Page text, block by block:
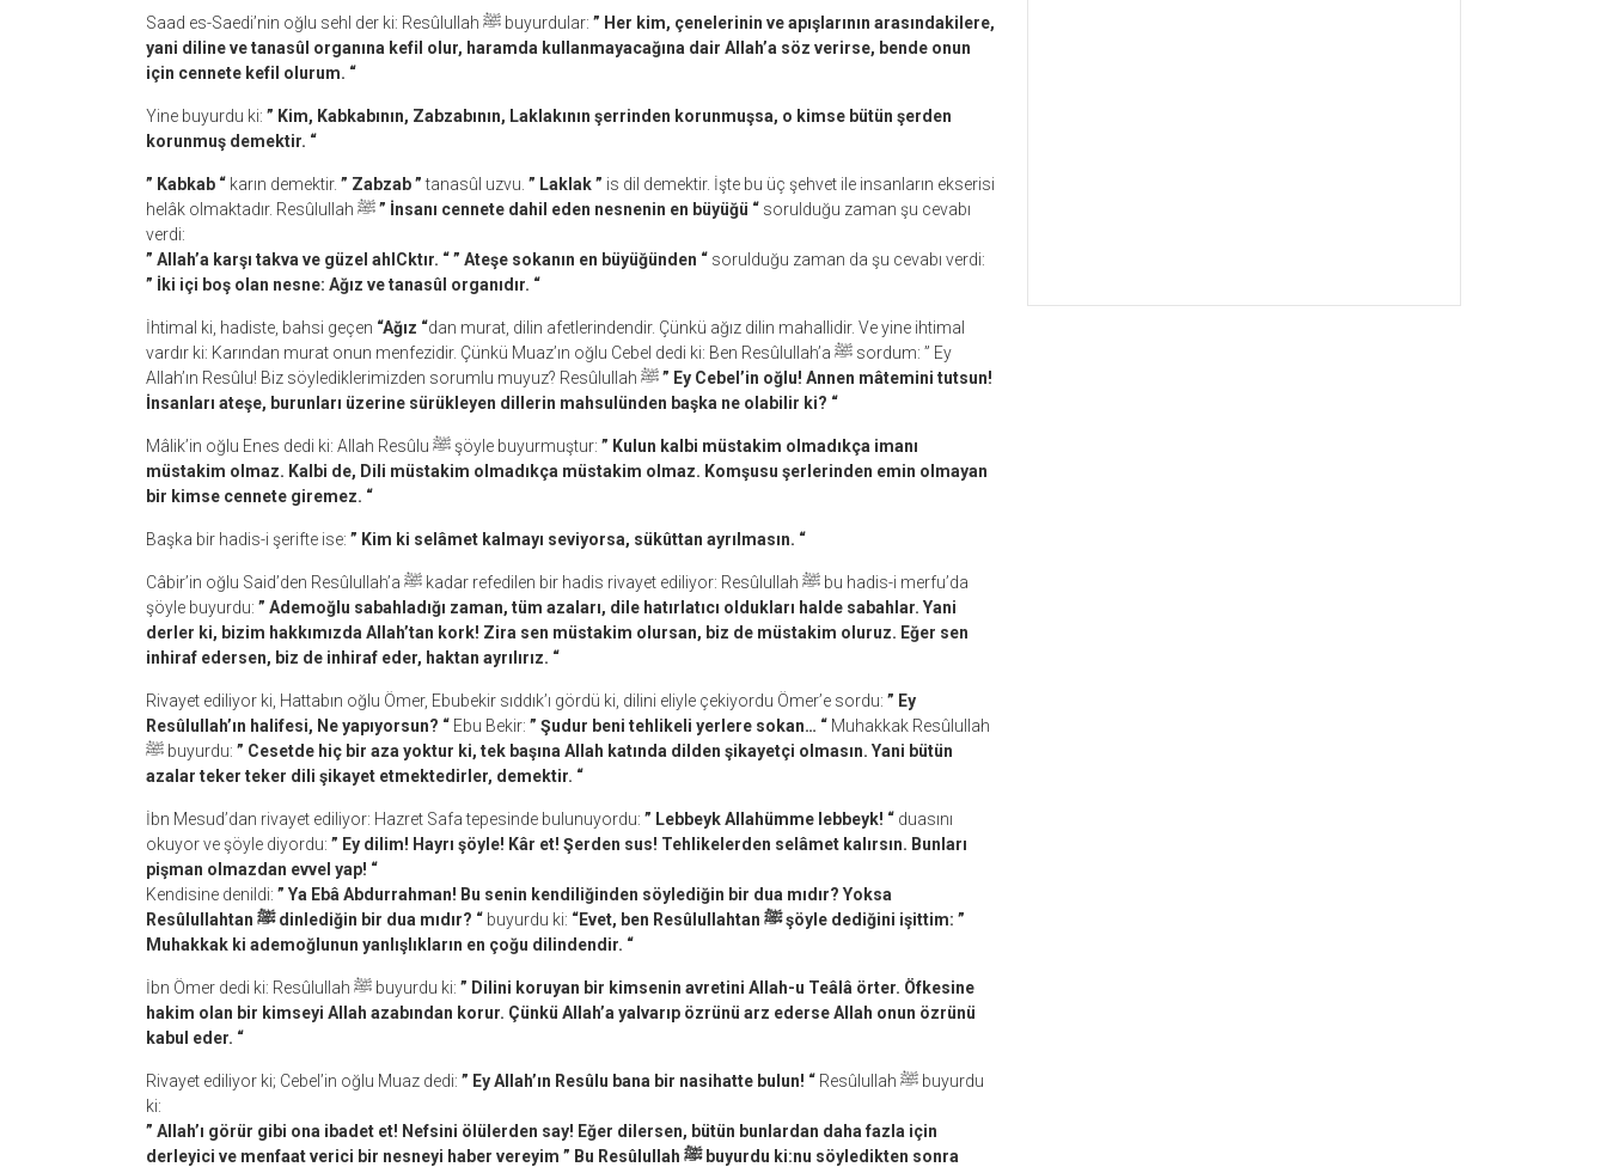
Saad es-Saedi’nin oğlu sehl der ki: Resûlullah ﷺ buyurdular: ” Her kim, çenelerinin ve apışlarının arasındakilere,
yani diline ve tanasûl organına kefil olur, haramda kullanmayacağına dair Allah’a söz verirse, bende onun
için cennete kefil olurum. “
Yine buyurdu ki: ” Kim, Kabkabının, Zabzabının, Laklakının şerrinden korunmuşsa, o kimse bütün şerden
korunmuş demektir. “
” Kabkab “ karın demektir. ” Zabzab ”tanasûl uzvu. ” Laklak ” is dil demektir. İşte bu üç şehvet ile insanların ekserisi
” İnsanı cennete dahil eden nesnenin en büyüğü “ sorulduğu zaman şu cevabı
verdi:
” Allah’a karşı takva ve güzel ahlCktır. “” Ateşe sokanın en büyüğünden “ sorulduğu zaman da şu cevabı verdi:
” İki içi boş olan nesne: Ağız ve tanasûl organıdır. “
İhtimal ki, hadiste, bahsi geçen “Ağız “dan murat, dilin afetlerindendir. Çünkü ağız dilin mahallidir. Ve yine ihtimal
vardır ki: Karından murat onun menfezidir. Çünkü Muaz’ın oğlu Cebel dedi ki: Ben Resûlullah’a ﷺ sordum: ” Ey
” Ey Cebel’in oğlu! Annen mâtemini tutsun!
İnsanları ateşe, burunları üzerine sürükleyen dillerin mahsulünden başka ne olabilir ki? “
Mâlik’in oğlu Enes dedi ki: Allah Resûlu ﷺ şöyle buyurmuştur: ” Kulun kalbi müstakim olmadıkça imanı
müstakim olmaz. Kalbi de, Dili müstakim olmadıkça müstakim olmaz. Komşusu şerlerinden emin olmayan
bir kimse cennete giremez. “
Başka bir hadis-i şerifte ise: ” Kim ki selâmet kalmayı seviyorsa, sükûttan ayrılmasın. “
Câbir’in oğlu Said’den Resûlullah’a ﷺ kadar refedilen bir hadis rivayet ediliyor: Resûlullah ﷺ bu hadis-i merfu’da
şöyle buyurdu: ” Ademoğlu sabahladığı zaman, tüm azaları, dile hatırlatıcı oldukları halde sabahlar. Yani
derler ki, bizim hakkımızda Allah’tan kork! Zira sen müstakim olursan, biz de müstakim oluruz. Eğer sen
inhiraf edersen, biz de inhiraf eder, haktan ayrılırız. “
Rivayet ediliyor ki, Hattabın oğlu Ömer, Ebubekir sıddık’ı gördü ki, dilini eliyle çekiyordu Ömer’e sordu: ” Ey
Resûlullah’ın halifesi, Ne yapıyorsun? “ Ebu Bekir: ” Şudur beni tehlikeli yerlere sokan… “ Muhakkak Resûlullah
ﷺ buyurdu: ” Cesetde hiç bir aza yoktur ki, tek başına Allah katında dilden şikayetçi olmasın. Yani bütün
azalar teker teker dili şikayet etmektedirler, demektir. “
İbn Mesud’dan rivayet ediliyor: Hazret Safa tepesinde bulunuyordu: ” Lebbeyk Allahümme lebbeyk! “ duasını
okuyor ve şöyle diyordu: ” Ey dilim! Hayrı şöyle! Kâr et! Şerden sus! Tehlikelerden selâmet kalırsın. Bunları
pişman olmazdan evvel yap! “
Kendisine denildi: ” Ya Ebâ Abdurrahman! Bu senin kendiliğinden söylediğin bir dua mıdır? Yoksa
Resûlullahtan ﷺ dinlediğin bir dua mıdır? “ buyurdu ki: “Evet, ben Resûlullahtan ﷺ şöyle dediğini işittim: ”
Muhakkak ki ademoğlunun yanlışlıkların en çoğu dilindendir. “
İbn Ömer dedi ki: Resûlullah ﷺ buyurdu ki: ” Dilini koruyan bir kimsenin avretini Allah-u Teâlâ örter. Öfkesine
hakim olan bir kimseyi Allah azabından korur. Çünkü Allah’a yalvarıp özrünü arz ederse Allah onun özrünü
kabul eder. “
Rivayet ediliyor ki; Cebel’in oğlu Muaz dedi: ” Ey Allah’ın Resûlu bana bir nasihatte bulun! “ Resûlullah ﷺ buyurdu
ki:
” Allah’ı görür gibi ona ibadet et! Nefsini ölülerden say! Eğer dilersen, bütün bunlardan daha fazla için
derleyici ve menfaat verici bir nesneyi haber vereyim ” Bu Resûlullah ﷺ buyurdu ki:nu söyledikten sonra